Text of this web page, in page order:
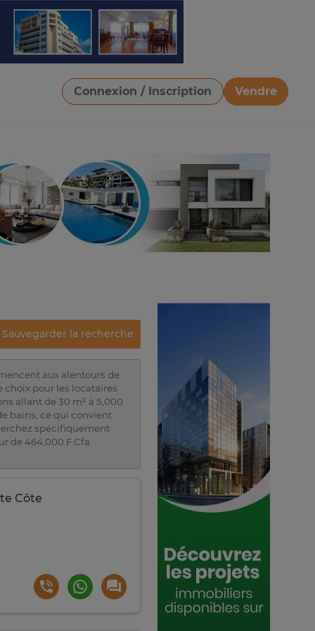
Connexion / Inscription
Vendre
Télécharger une image
Sauvegarder la recherche
aux alentours de
choix pour les locataires
allant de 30 m² à 5,000
bains, ce qui convient
spécifiquement
de 464,000 F Cfa.
Côte